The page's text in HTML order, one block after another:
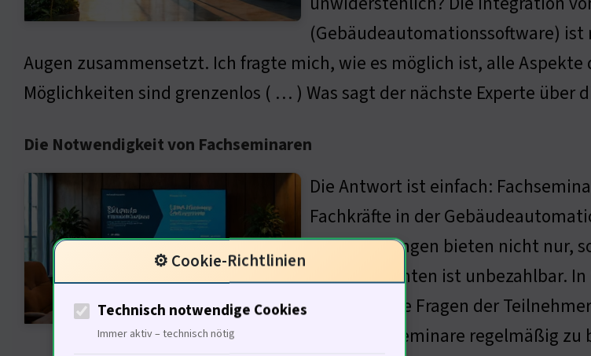
(Gebäudeautomationssoftware) ist
Augen zusammensetzt. Ich fragte mich, wie es möglich ist, alle
Möglichkeiten sind grenzenlos ( … ) Was sagt der nächste Experte über
Die Notwendigkeit von Fachseminaren
Die Antwort ist einfach:
Fachkräfte in der
Veranstaltungen bieten nicht nur,
Gleichgesinnten ist unbezahlbar.
lebendig. Die Fragen der
es, solche Seminare regelmäßig zu
⚙️ Cookie-Richtlinien
Technisch notwendige Cookies
Immer aktiv – technisch nötig